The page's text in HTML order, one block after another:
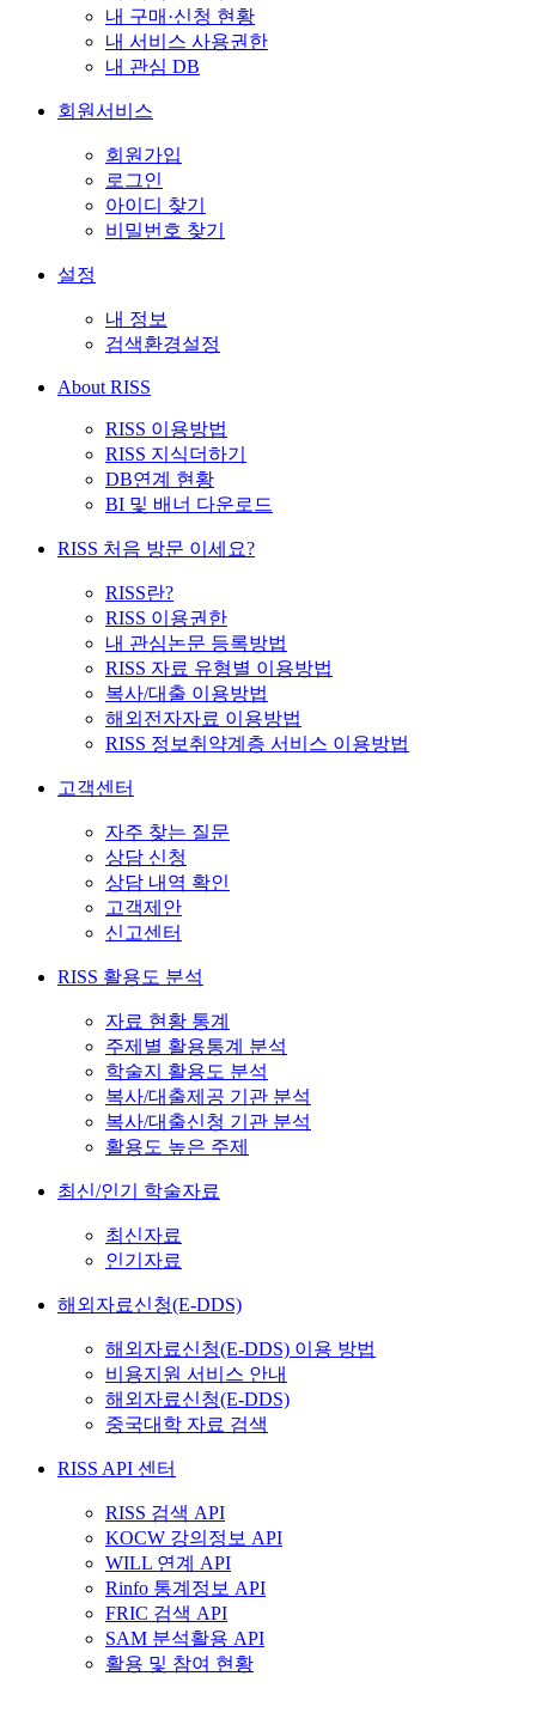
내 구매·신청 현황
내 서비스 사용권한
내 관심 DB
회원서비스
회원가입
로그인
아이디 찾기
비밀번호 찾기
설정
내 정보
검색환경설정
About RISS
RISS 이용방법
RISS 지식더하기
DB연계 현황
BI 및 배너 다운로드
RISS 처음 방문 이세요?
RISS란?
RISS 이용권한
내 관심논문 등록방법
RISS 자료 유형별 이용방법
복사/대출 이용방법
해외전자자료 이용방법
RISS 정보취약계층 서비스 이용방법
고객센터
자주 찾는 질문
상담 신청
상담 내역 확인
고객제안
신고센터
RISS 활용도 분석
자료 현황 통계
주제별 활용통계 분석
학술지 활용도 분석
복사/대출제공 기관 분석
복사/대출신청 기관 분석
활용도 높은 주제
최신/인기 학술자료
최신자료
인기자료
해외자료신청(E-DDS)
해외자료신청(E-DDS) 이용 방법
비용지원 서비스 안내
해외자료신청(E-DDS)
중국대학 자료 검색
RISS API 센터
RISS 검색 API
KOCW 강의정보 API
WILL 연계 API
Rinfo 통계정보 API
FRIC 검색 API
SAM 분석활용 API
활용 및 참여 현황